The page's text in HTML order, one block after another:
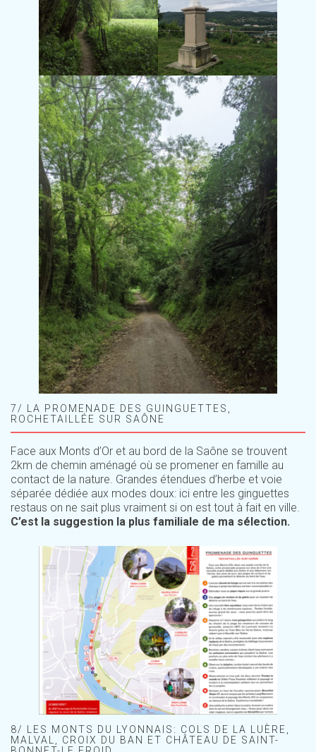
7/ LA PROMENADE DES GUINGUETTES,
ROCHETAILLÉE SUR SAÔNE
Face aux Monts d’Or et au bord de la Saône se trouvent
2km de chemin aménagé où se promener en famille au
contact de la nature. Grandes étendues d’herbe et voie
séparée dédiée aux modes doux: ici entre les ginguettes
restaus on ne sait plus vraiment si on est tout à fait en ville.
C’est la suggestion la plus familiale de ma sélection.
8/ LES MONTS DU LYONNAIS: COLS DE LA LUÈRE,
MALVAL, CROIX DU BAN ET CHÂTEAU DE SAINT-